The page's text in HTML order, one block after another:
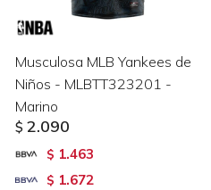
Musculosa MLB Yankees de
Niños - MLBTT323201 -
Marino
$ 2.090
$ 1.463
$ 1.672